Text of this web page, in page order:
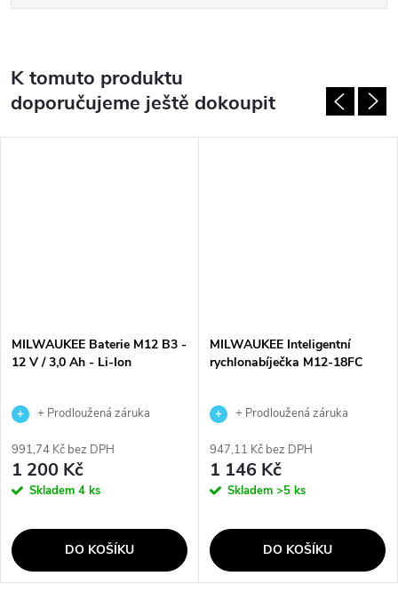
K tomuto produktu
doporučujeme ještě dokoupit
MILWAUKEE Baterie M12 B3 -
12 V / 3,0 Ah - Li-Ion
+ Prodloužená záruka
991,74 Kč bez DPH
1 200 Kč
Skladem 4 ks
DO KOŠÍKU
MILWAUKEE Inteligentní
rychlonabíječka M12-18FC
+ Prodloužená záruka
947,11 Kč bez DPH
1 146 Kč
Skladem >5 ks
DO KOŠÍKU